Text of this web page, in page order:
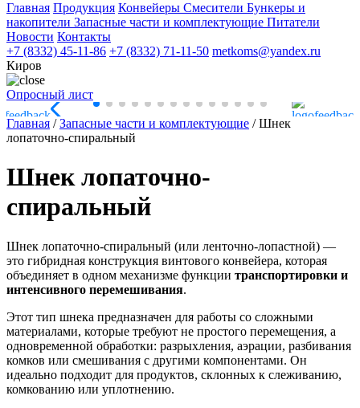
Главная Продукция Конвейеры Смесители Бункеры и
накопители Запасные части и комплектующие Питатели
Новости Контакты
+7 (8332) 45-11-86 +7 (8332) 71-11-50 metkoms@yandex.ru
Киров
Опросный лист
Главная /Запасные части и комплектующие /Шнек
лопаточно-спиральный
Шнек лопаточно-
спиральный
Шнек лопаточно-спиральный (или ленточно-лопастной) —
это гибридная конструкция винтового конвейера, которая
объединяет в одном механизме функции транспортировки и
интенсивного перемешивания.
Этот тип шнека предназначен для работы со сложными
материалами, которые требуют не простого перемещения, а
одновременной обработки: разрыхления, аэрации, разбивания
комков или смешивания с другими компонентами. Он
идеально подходит для продуктов, склонных к слеживанию,
комкованию или уплотнению.